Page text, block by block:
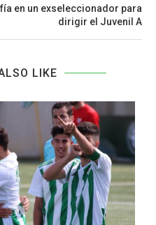
en un exseleccionador para
dirigir el Juvenil A
LIKE